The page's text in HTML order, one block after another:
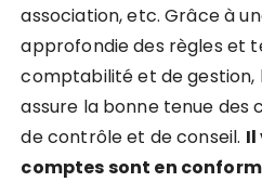
association, etc. Grâce à
approfondie des règles et
comptabilité et de
assure la bonne tenue des
de contrôle et de conseil. Il
comptes sont en